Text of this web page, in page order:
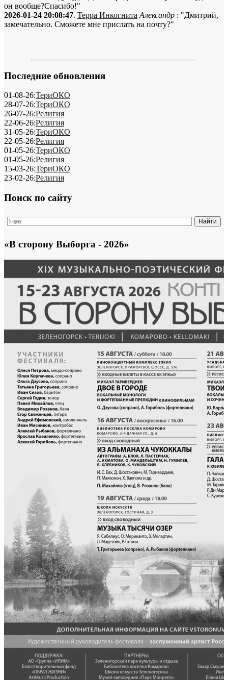
он вообще?Спасибо!"
2026-01-24 20:08:47. Терра Инкогнита Александр : "Дмитрий,
замечательно. Сможете мне прислать на почту?"
Последние обновления
01-08-26:ТериОКО
28-07-26:ТериОКО
26-07-26:Религия
22-06-26:Религия
31-05-26:ТериОКО
22-05-26:Религия
01-05-26:ТериОКО
01-05-26:Религия
15-03-26:ТериОКО
23-02-26:Религия
Поиск по сайту
«В сторону Выборга - 2026»